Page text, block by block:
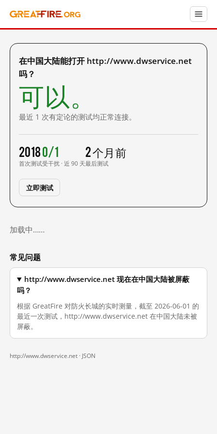
在中国大陆能打开 http://www.dwservice.net
吗？
可以。
最近 1 次有定论的测试均正常连接。
2018
首次测试
0/1
受干扰 · 近 90 天
2 个月前
最后测试
立即测试
加载中……
常见问题
http://www.dwservice.net 现在在中国大陆被屏蔽
吗？
根据 GreatFire 对防火长城的实时测量，截至 2026-06-01 的
最近一次测试，http://www.dwservice.net 在中国大陆未被
屏蔽。
http://www.dwservice.net · JSON